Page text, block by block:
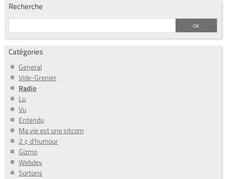
Recherche
Catégories
General
Vide-Grenier
Radio
Lu
Vu
Entendu
Ma vie est une sitcom
2 ¢ d'humour
Gizmo
Webdev
Sortons